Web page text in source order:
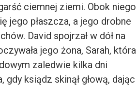
ciemnej ziemi. Obok niego
jego płaszcza, a jego drobne
David spojrzał w dół na
jego żona, Sarah, która
zaledwie kilka dni
ksiądz skinął głową, dając